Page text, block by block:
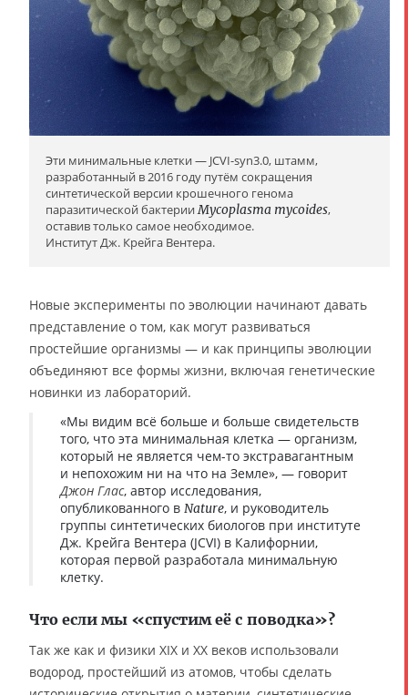
Эти минимальные клетки — JCVI-syn3.0, штамм,
разработанный в 2016 году путём сокращения
синтетической версии крошечного генома
паразитической бактерииMycoplasma mycoides,
оставив только самое необходимое.
Институт Дж. Крейга Вентера.
Новые эксперименты по эволюции начинают давать
представление о том, как могут развиваться
простейшие организмы — и как принципы эволюции
объединяют все формы жизни, включая генетические
новинки из лабораторий.
«Мы видим всё больше и больше свидетельств
того, что эта минимальная клетка — организм,
который не является чем-то экстравагантным
и непохожим ни на что на Земле», — говорит
Джон Глас, автор исследования,
опубликованного в Nature, и руководитель
группы синтетических биологов при институте
Дж. Крейга Вентера (JCVI) в Калифорнии,
которая первой разработала минимальную
клетку.
Что если мы «спустим её с поводка»?
Так же как и физики XIX и XX веков использовали
водород, простейший из атомов, чтобы сделать